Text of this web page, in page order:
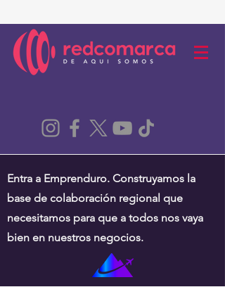
Entra a Emprenduro. Construyamos la
base de colaboración regional que
necesitamos para que a todos nos vaya
bien en nuestros negocios.